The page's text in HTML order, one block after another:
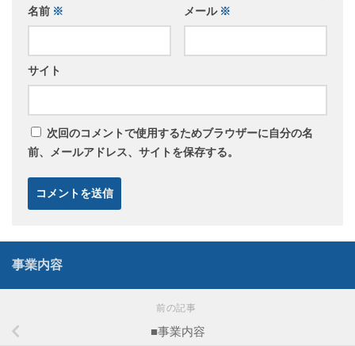
名前 ※ メール ※
サイト
次回のコメントで使用するためブラウザーに自分の名
前、メールアドレス、サイトを保存する。
事業内容
前の記事
■事業内容